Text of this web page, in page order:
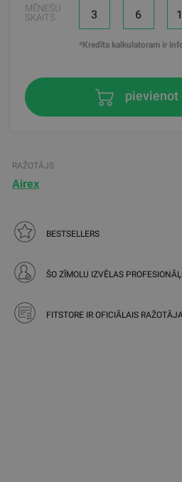
MĒNEŠU
SKAITS
3 6
*Kredīta kalkulatoram ir
pievienot
RAŽOTĀJS
Airex
BESTSELLERS
ŠO ZĪMOLU IZVĒLAS PROFESIONĀĻI
FITSTORE IR OFICIĀLAIS